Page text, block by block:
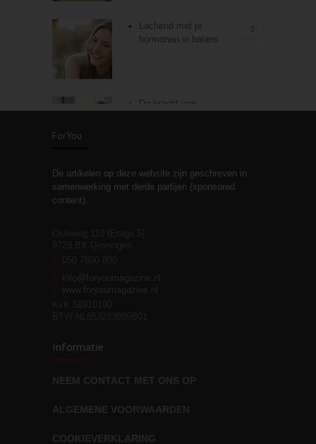
Lachend met je
hormonen in balans
3
De kracht van
Stiefouderschap en
relaties
moeite!
Wat voor leider wil jij
zijn?
ForYou
De artikelen op deze website zijn geschreven in
samenwerking met derde partijen (sponsored
content).
T
E info@foryoumagazine.nl
I
www.foryoumagazine.nl
Informatie
NEEM CONTACT MET ONS OP
ALGEMENE VOORWAARDEN
COOKIEVERKLARING